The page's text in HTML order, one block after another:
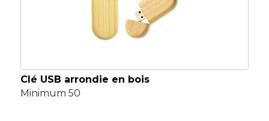
Clé USB arrondie en bois
Minimum 50